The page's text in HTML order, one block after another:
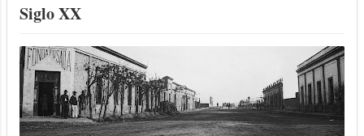
Siglo XX